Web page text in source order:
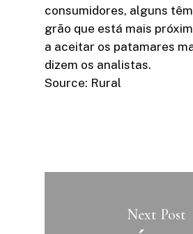
consumidores, alguns
grão que está mais
a aceitar os patamares
dizem os analistas.
Source: Rural
Next Post